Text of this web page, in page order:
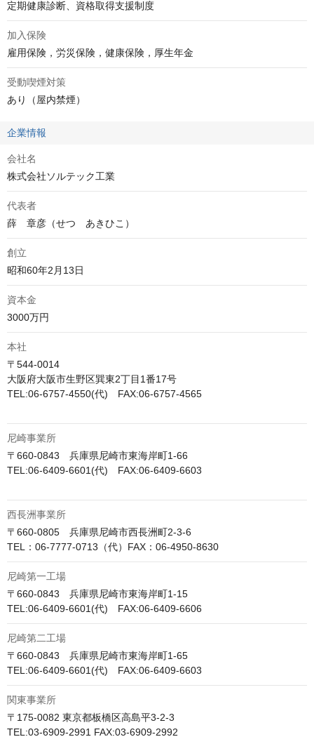
定期健康診断、資格取得支援制度
加入保険
雇用保険，労災保険，健康保険，厚生年金
受動喫煙対策
あり（屋内禁煙）
企業情報
会社名
株式会社ソルテック工業
代表者
薛　章彦（せつ　あきひこ）
創立
昭和60年2月13日
資本金
3000万円
本社
〒544-0014
大阪府大阪市生野区巽東2丁目1番17号
TEL:06-6757-4550(代)　FAX:06-6757-4565
尼崎事業所
〒660-0843　兵庫県尼崎市東海岸町1-66
TEL:06-6409-6601(代)　FAX:06-6409-6603
西長洲事業所
〒660-0805　兵庫県尼崎市西長洲町2-3-6
TEL：06-7777-0713（代）FAX：06-4950-8630
尼崎第一工場
〒660-0843　兵庫県尼崎市東海岸町1-15
TEL:06-6409-6601(代)　FAX:06-6409-6606
尼崎第二工場
〒660-0843　兵庫県尼崎市東海岸町1-65
TEL:06-6409-6601(代)　FAX:06-6409-6603
関東事業所
〒175-0082 東京都板橋区高島平3-2-3
TEL:03-6909-2991 FAX:03-6909-2992